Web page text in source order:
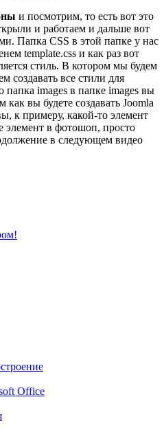
и посмотрим, то есть вот это
и работаем и дальше вот
Папка CSS в этой папке у нас
template.css и как раз вот
стиль. В котором мы будем
создавать все стили для
папка images в папке images вы
как вы будете создавать Joomla
к примеру, какой-то элемент
элемент в фотошоп, просто
в следующем видео
Office